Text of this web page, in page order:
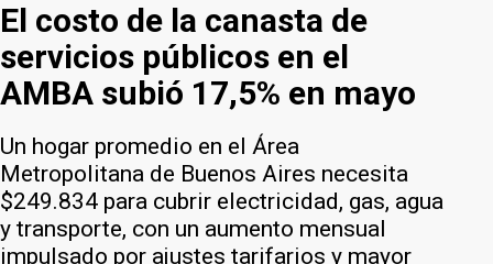
El costo de la canasta de
servicios públicos en el
AMBA subió 17,5% en mayo
Un hogar promedio en el Área
Metropolitana de Buenos Aires necesita
$249.834 para cubrir electricidad, gas, agua
y transporte, con un aumento mensual
impulsado por ajustes tarifarios y mayor